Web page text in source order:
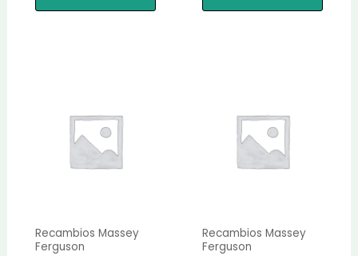
Recambios Massey
Ferguson
Recambios Massey
Ferguson